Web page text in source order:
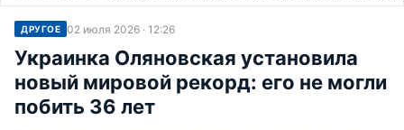
ДРУГОЕ 02 июля 2026 · 12:26
Украинка Оляновская установила
новый мировой рекорд: его не могли
побить 36 лет